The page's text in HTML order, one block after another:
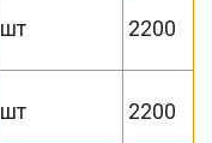
шт 2200
шт 2200